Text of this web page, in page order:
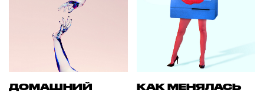
ДОМАШНИЙ
КАК МЕНЯЛАСЬ